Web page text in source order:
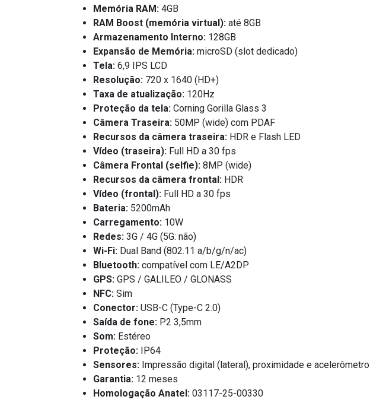
Memória RAM: 4GB
RAM Boost (memória virtual): até 8GB
Armazenamento Interno: 128GB
Expansão de Memória: microSD (slot dedicado)
Tela: 6,9 IPS LCD
Resolução: 720 x 1640 (HD+)
Taxa de atualização: 120Hz
Proteção da tela: Corning Gorilla Glass 3
Câmera Traseira: 50MP (wide) com PDAF
Recursos da câmera traseira: HDR e Flash LED
Vídeo (traseira): Full HD a 30 fps
Câmera Frontal (selfie): 8MP (wide)
Recursos da câmera frontal: HDR
Vídeo (frontal): Full HD a 30 fps
Bateria: 5200mAh
Carregamento: 10W
Redes: 3G / 4G (5G: não)
Wi-Fi: Dual Band (802.11 a/b/g/n/ac)
Bluetooth: compatível com LE/A2DP
GPS: GPS / GALILEO / GLONASS
NFC: Sim
Conector: USB-C (Type-C 2.0)
Saída de fone: P2 3,5mm
Som: Estéreo
Proteção: IP64
Sensores: Impressão digital (lateral), proximidade e acelerômetro
Garantia: 12 meses
Homologação Anatel: 03117-25-00330